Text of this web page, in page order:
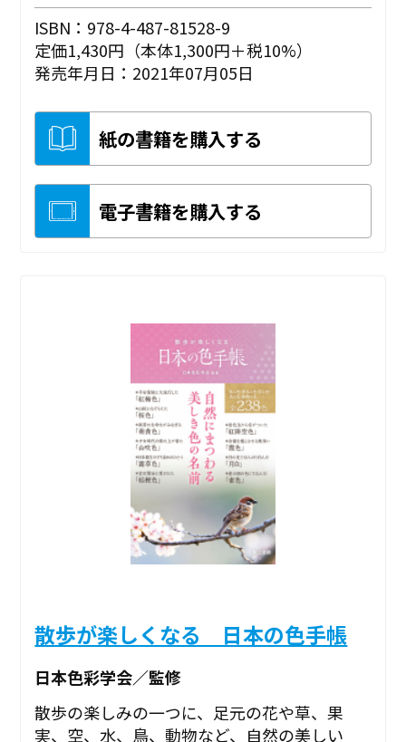
ISBN：978-4-487-81528-9
定価1,430円（本体1,300円＋税10%）
発売年月日：2021年07月05日
紙の書籍を購入する
電子書籍を購入する
散歩が楽しくなる 日本の色手帳
日本色彩学会／監修
散歩の楽しみの一つに、足元の花や草、果
実、空、水、鳥、動物など、自然の美しい